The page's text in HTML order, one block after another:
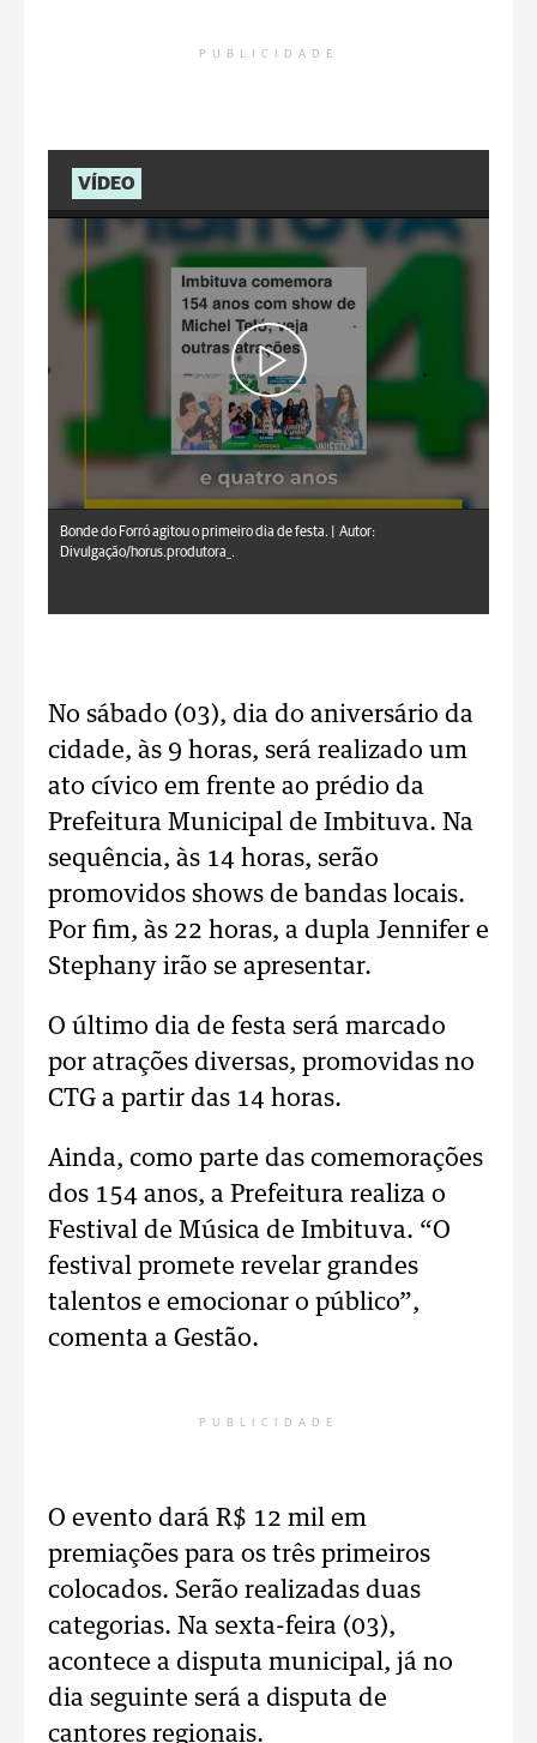
PUBLICIDADE
VÍDEO
Bonde do Forró agitou o primeiro dia de festa. |
Autor:
Divulgação/horus.produtora_.
No sábado (03), dia do aniversário da
cidade, às 9 horas, será realizado um
ato cívico em frente ao prédio da
Prefeitura Municipal de Imbituva. Na
sequência, às 14 horas, serão
promovidos shows de bandas locais.
Por fim, às 22 horas, a dupla Jennifer e
Stephany irão se apresentar.
O último dia de festa será marcado
por atrações diversas, promovidas no
CTG a partir das 14 horas.
Ainda, como parte das comemorações
dos 154 anos, a Prefeitura realiza o
Festival de Música de Imbituva. “O
festival promete revelar grandes
talentos e emocionar o público”,
comenta a Gestão.
PUBLICIDADE
O evento dará R$ 12 mil em
premiações para os três primeiros
colocados. Serão realizadas duas
categorias. Na sexta-feira (03),
acontece a disputa municipal, já no
dia seguinte será a disputa de
cantores regionais.